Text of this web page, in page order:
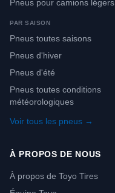
Pneus pour camions légers
PAR SAISON
Pneus toutes saisons
Pneus d'hiver
Pneus d'été
Pneus toutes conditions
météorologiques
Voir tous les pneus →
À PROPOS DE NOUS
À propos de Toyo Tires